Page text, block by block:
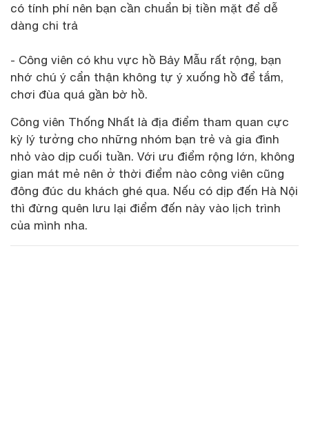
có tính phí nên bạn cần chuẩn bị tiền mặt để dễ
dàng chi trả
- Công viên có khu vực hồ Bảy Mẫu rất rộng, bạn
nhớ chú ý cẩn thận không tự ý xuống hồ để tắm,
chơi đùa quá gần bờ hồ.
Công viên Thống Nhất là địa điểm tham quan cực
kỳ lý tưởng cho những nhóm bạn trẻ và gia đình
nhỏ vào dịp cuối tuần. Với ưu điểm rộng lớn, không
gian mát mẻ nên ở thời điểm nào công viên cũng
đông đúc du khách ghé qua. Nếu có dịp đến Hà Nội
thì đừng quên lưu lại điểm đến này vào lịch trình
của mình nha.